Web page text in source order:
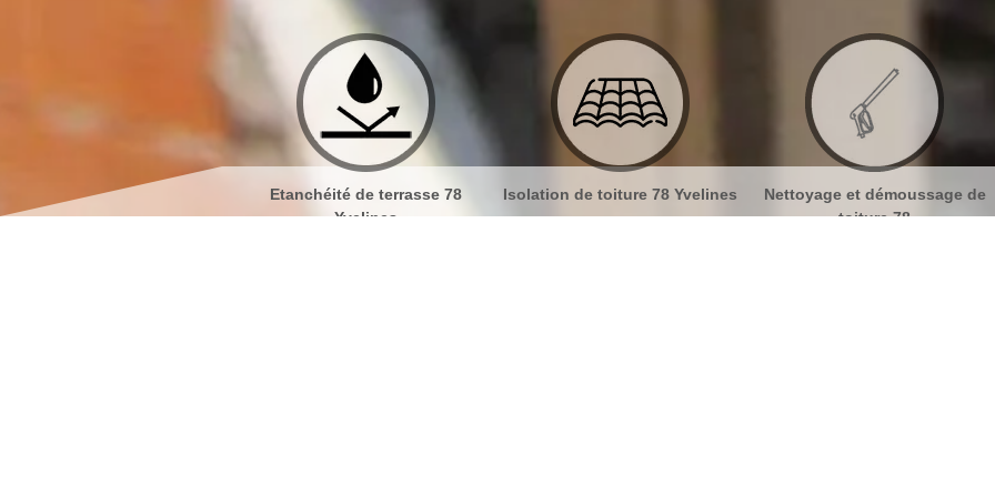
Etanchéité de terrasse 78
Yvelines
Isolation de toiture 78 Yvelines
Nettoyage et démoussage de
toiture 78
Nettoyage et pose
78